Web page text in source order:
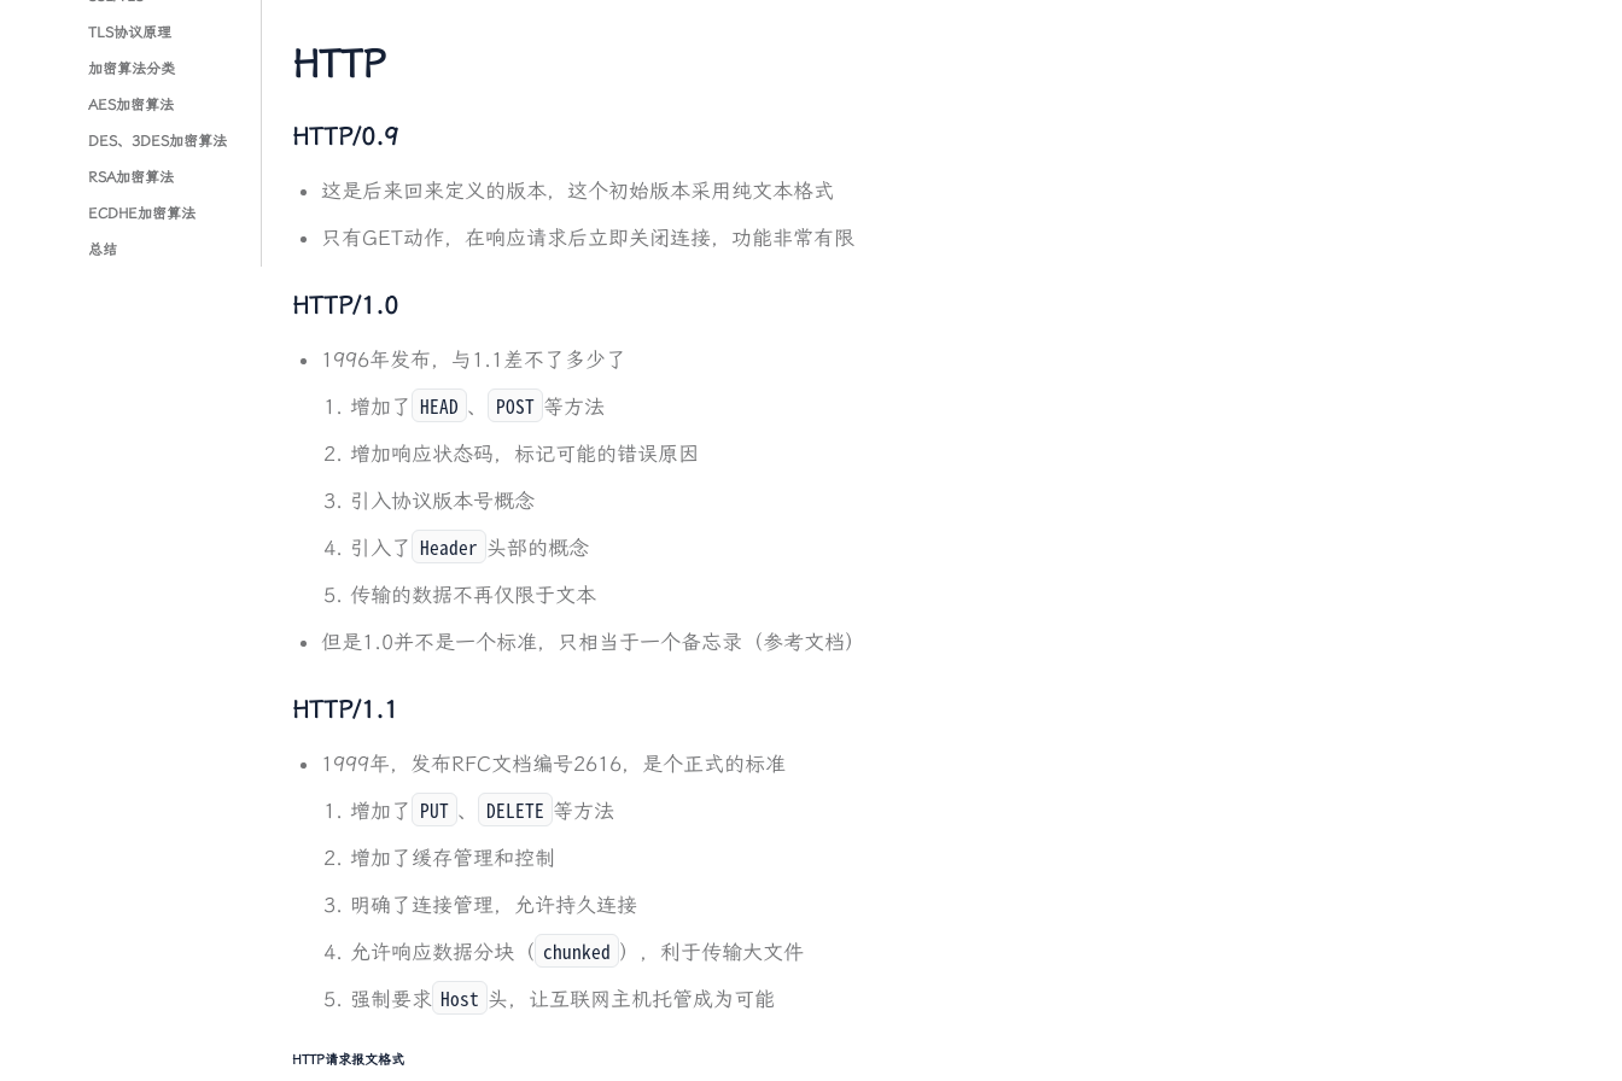
TLS协议原理
加密算法分类
AES加密算法
DES、3DES加密算法
RSA加密算法
ECDHE加密算法
总结
HTTP
HTTP/0.9
这是后来回来定义的版本，这个初始版本采用纯文本格式
只有GET动作，在响应请求后立即关闭连接，功能非常有限
HTTP/1.0
1996年发布，与1.1差不了多少了
增加了 HEAD 、 POST 等方法
增加响应状态码，标记可能的错误原因
引入协议版本号概念
引入了 Header 头部的概念
传输的数据不再仅限于文本
但是1.0并不是一个标准，只相当于一个备忘录（参考文档）
HTTP/1.1
1999年，发布RFC文档编号2616，是个正式的标准
增加了 PUT 、 DELETE 等方法
增加了缓存管理和控制
明确了连接管理，允许持久连接
允许响应数据分块（ chunked ），利于传输大文件
强制要求 Host 头，让互联网主机托管成为可能
HTTP请求报文格式